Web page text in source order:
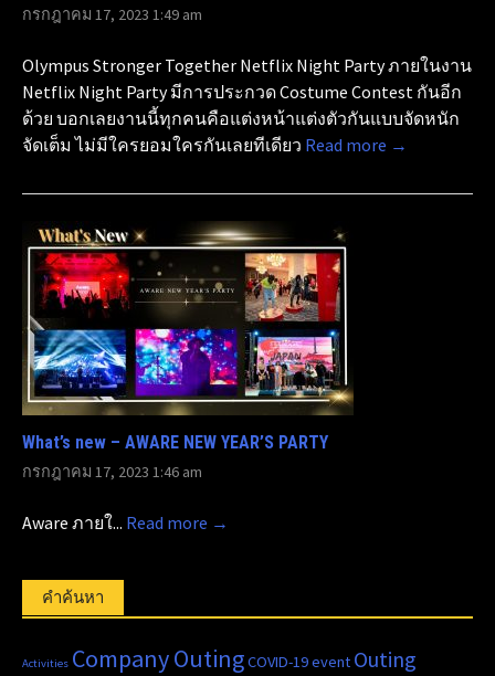
กรกฎาคม 17, 2023 1:49 am
Olympus Stronger Together Netflix Night Party ภายในงาน
Netflix Night Party มีการประกวด Costume Contest กันอีก
ด้วย บอกเลยงานนี้ทุกคนคือแต่งหน้าแต่งตัวกันแบบจัดหนัก
จัดเต็ม ไม่มีใครยอมใครกันเลยทีเดียว Read more →
What’s new – AWARE NEW YEAR’S PARTY
กรกฎาคม 17, 2023 1:46 am
Aware ภายใ... Read more →
คำค้นหา
Activities Company OutingCOVID-19event Outing